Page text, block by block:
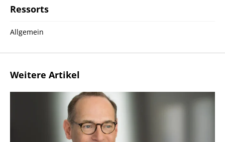
Ressorts
Allgemein
Weitere Artikel